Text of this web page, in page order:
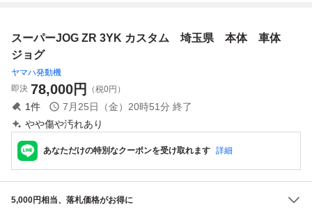
スーパーJOG ZR 3YK カスタム 埼玉県 本体 車体
ジョグ
ヤマハ発動機
即決 78,000円 （税0円）
1件 7月25日（金）20時51分 終了
やや傷や汚れあり
あなただけの特別なクーポンを受け取れます 詳細
5,000円相当、落札価格がお得に